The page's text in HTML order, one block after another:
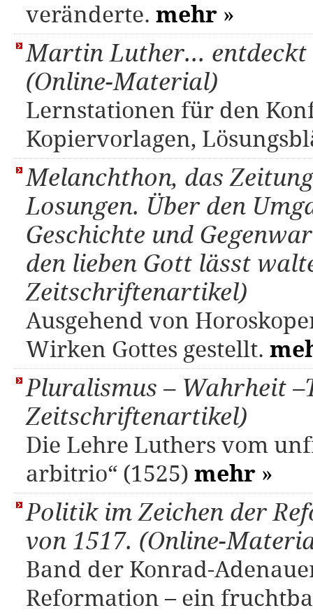
veränderte. mehr »
Martin Luther... entdeckt
(Online-Material)
Lernstationen für den
Kopiervorlagen,
Melanchthon, das
Losungen. Über den
Geschichte und
den lieben Gott lässt
Zeitschriftenartikel)
Ausgehend von
Wirken Gottes gestellt.
Pluralismus – Wahrheit
Zeitschriftenartikel)
Die Lehre Luthers vom
arbitrio“ (1525) mehr »
Politik im Zeichen der
von 1517. (Online-
Band der Konrad-
Reformation – ein